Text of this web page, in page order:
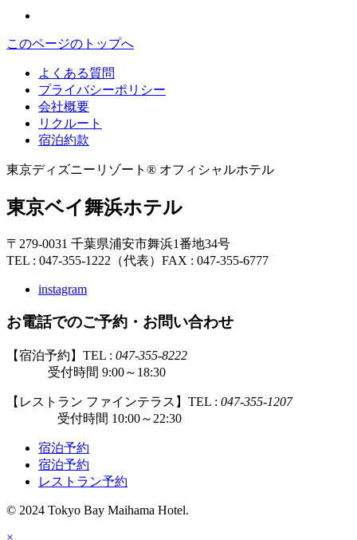
このページのトップへ
よくある質問
プライバシーポリシー
会社概要
リクルート
宿泊約款
東京ディズニーリゾート® オフィシャルホテル
東京ベイ舞浜ホテル
〒279-0031 千葉県浦安市舞浜1番地34号
TEL : 047-355-1222（代表） FAX : 047-355-6777
instagram
お電話でのご予約・お問い合わせ
【宿泊予約】TEL : 047-355-8222
受付時間 9:00～18:30
【レストラン ファインテラス】TEL : 047-355-1207
受付時間 10:00～22:30
宿泊予約
宿泊予約
レストラン予約
© 2024 Tokyo Bay Maihama Hotel.
×